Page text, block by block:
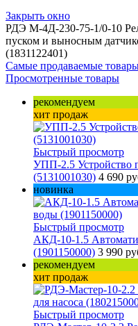
Закрыть окно
РДЭ М-4Д-230-75-1/0-10
пуском и выносным
(1831122401)
Самые продаваемые
Просмотренные товары
рекомендуем
хит продаж
Быстрый просмотр
УПП-2.5 Устройство
(5131001030) 4 690
новинка
Быстрый просмотр
АКД-10-1.5
(1901150000) 3 990
рекомендуем
хит продаж
Быстрый просмотр